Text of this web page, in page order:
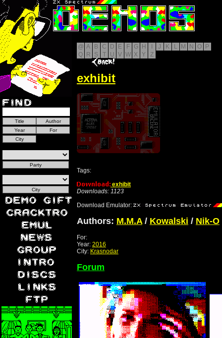
@ A B C D E F G H J K L M N O
P
Q
R S T U V W X Y Z
exhibit
Tags:
exhibit
Downloads: 1123
Download Emulator:
Authors: M.M.A/ Kowalski / Nik-O
For:
Year: 2016
City: Krasnodar
Forum